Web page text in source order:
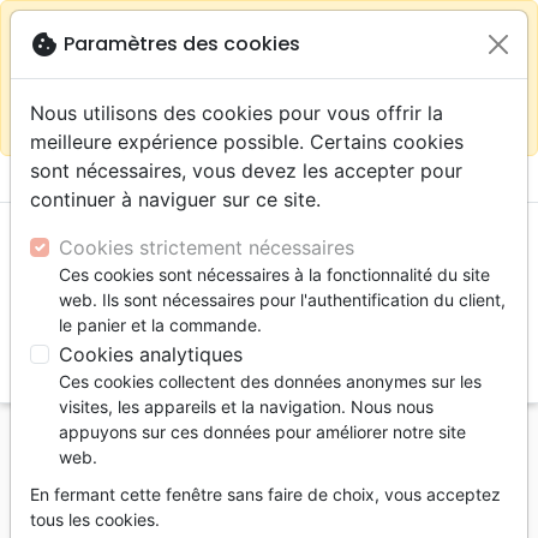
Continuer sur le site France close
warningSelon votre
localisation (États-
sur la boutique La Maison de la Bible Suisse
menu shopping_cart
Accueil Livres
Témoignages, biographies
Chute vers le ciel
cookie Paramètres des cookies
Nous utilisons des cookies pour vous offrir la
meilleure expérience possible. Certains cookies
sont nécessaires, vous devez les accepter pour
continuer à naviguer sur ce site.
Cookies strictement nécessaires
Ces cookies sont nécessaires à la fonctionnalité du site
web. Ils sont nécessaires pour l'authentification du client,
le panier et la commande.
Cookies analytiques
Ces cookies collectent des données anonymes sur les
visites, les appareils et la navigation. Nous nous
appuyons sur ces données pour améliorer notre site
web.
En fermant cette fenêtre sans faire de choix, vous acceptez
tous les cookies.